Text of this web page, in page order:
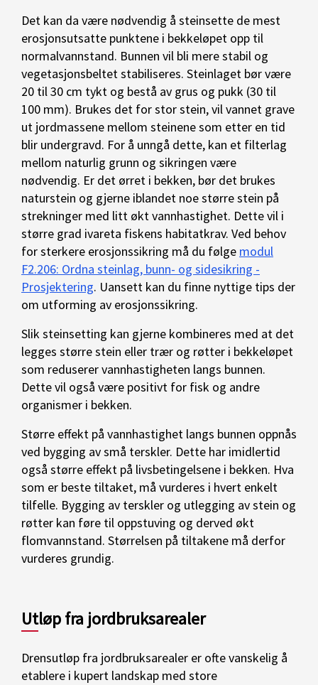
Det kan da være nødvendig å steinsette de mest
erosjonsutsatte punktene i bekkeløpet opp til
normalvannstand. Bunnen vil bli mere stabil og
vegetasjonsbeltet stabiliseres. Steinlaget bør være
20 til 30 cm tykt og bestå av grus og pukk (30 til
100 mm). Brukes det for stor stein, vil vannet grave
ut jordmassene mellom steinene som etter en tid
blir undergravd. For å unngå dette, kan et filterlag
mellom naturlig grunn og sikringen være
nødvendig. Er det ørret i bekken, bør det brukes
naturstein og gjerne iblandet noe større stein på
strekninger med litt økt vannhastighet. Dette vil i
større grad ivareta fiskens habitatkrav. Ved behov
for sterkere erosjonssikring må du følge modul
F2.206: Ordna steinlag, bunn- og sidesikring -
Prosjektering. Uansett kan du finne nyttige tips der
om utforming av erosjonssikring.
Slik steinsetting kan gjerne kombineres med at det
legges større stein eller trær og røtter i bekkeløpet
som reduserer vannhastigheten langs bunnen.
Dette vil også være positivt for fisk og andre
organismer i bekken.
Større effekt på vannhastighet langs bunnen oppnås
ved bygging av små terskler. Dette har imidlertid
også større effekt på livsbetingelsene i bekken. Hva
som er beste tiltaket, må vurderes i hvert enkelt
tilfelle. Bygging av terskler og utlegging av stein og
røtter kan føre til oppstuving og derved økt
flomvannstand. Størrelsen på tiltakene må derfor
vurderes grundig.
Utløp fra jordbruksarealer
Drensutløp fra jordbruksarealer er ofte vanskelig å
etablere i kupert landskap med store